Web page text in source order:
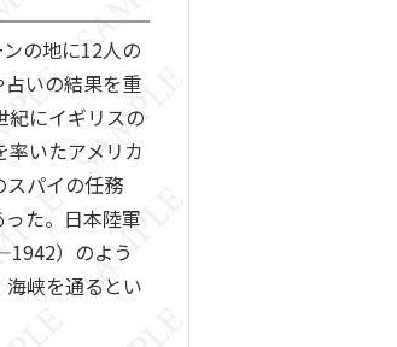
の地に12人の
いの結果を重
紀にイギリスの
いたアメリカ
パイの任務
た。日本陸軍
）のよう
峡を通るとい